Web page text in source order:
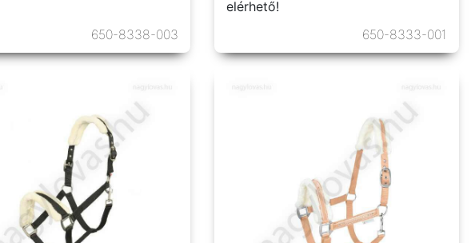
650-8338-003
elérhető!
650-8333-001